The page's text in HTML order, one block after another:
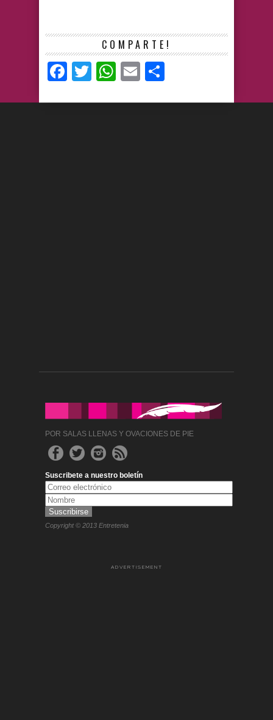
COMPARTE!
Facebook
TwitterWhatsApp
Email
POR SALAS LLENAS Y OVACIONES DE PIE
Suscribete a nuestro boletín
Copyright © 2013 Entretenia
ADVERTISEMENT